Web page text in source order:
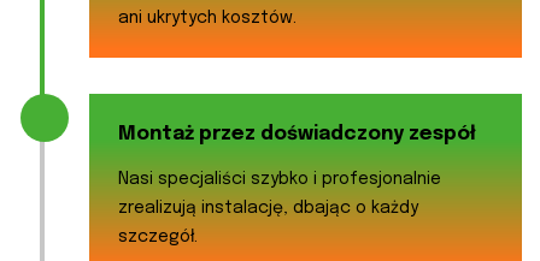
ani ukrytych kosztów.
Montaż przez doświadczony zespół
Nasi specjaliści szybko i profesjonalnie
zrealizują instalację, dbając o każdy
szczegół.